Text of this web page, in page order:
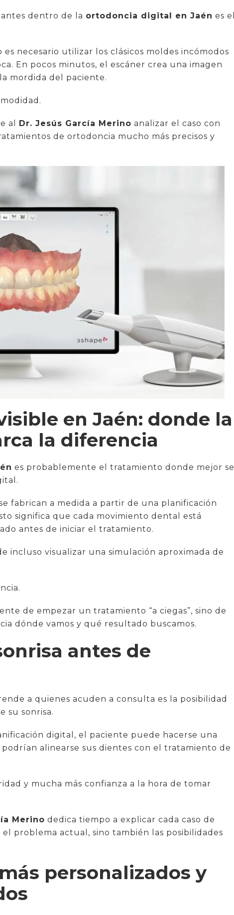
dentro de la ortodoncia digital en Jaén es el
es necesario utilizar los clásicos moldes incómodos
En pocos minutos, el escáner crea una imagen
mordida del paciente.
al Dr. Jesús García Merino analizar el caso con
de ortodoncia mucho más precisos y
en Jaén: donde la
la diferencia
es probablemente el tratamiento donde mejor se
fabrican a medida a partir de una planificación
significa que cada movimiento dental está
antes de iniciar el tratamiento.
incluso visualizar una simulación aproximada de
de empezar un tratamiento “a ciegas”, sino de
dónde vamos y qué resultado buscamos.
antes de
a quienes acuden a consulta es la posibilidad
su sonrisa.
digital, el paciente puede hacerse una
alinearse sus dientes con el tratamiento de
y mucha más confianza a la hora de tomar
Merino dedica tiempo a explicar cada caso de
problema actual, sino también las posibilidades
personalizados y